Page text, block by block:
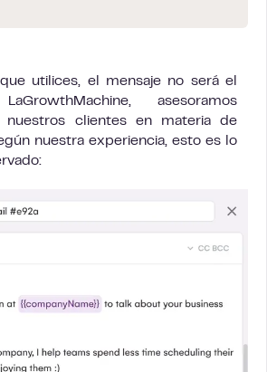
utilices, el mensaje no será el
asesoramos
nuestros clientes en materia de
nuestra experiencia, esto es lo